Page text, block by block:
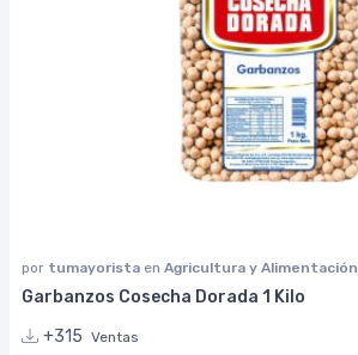
por tumayorista en Agricultura y Alimentación
Garbanzos Cosecha Dorada 1 Kilo
+315 Ventas